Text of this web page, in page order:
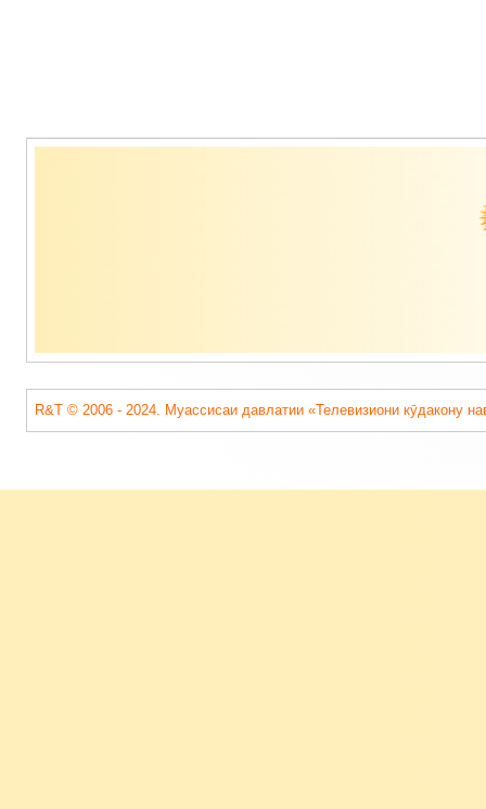
Содержимое
R&T © 2006 - 2024. Муассисаи давлатии «Телевизиони кӯдакону